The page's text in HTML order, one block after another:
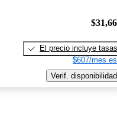
El precio incluye tasas
$607/mes
Verif. disponibilidad